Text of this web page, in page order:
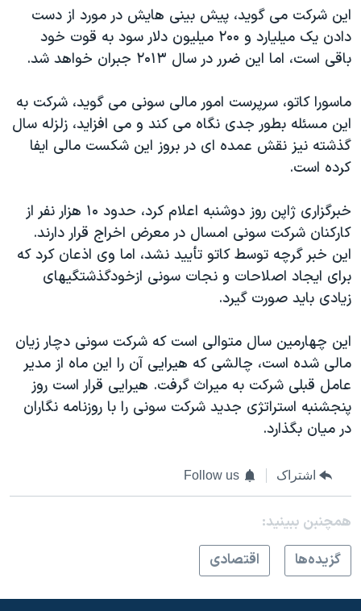
سفر پرزیدنت ترامپ به چین
اين شرکت می گويد، پيش بينی هايش در مورد از دست
دادن يک ميليارد و ۲۰۰ ميليون دلار سود به قوت خود
باقی است، اما اين ضرر در سال ۲۰۱۳ جبران خواهد شد.
ماسورا کاتو، سرپرست امور مالی سونی می گويد، شرکت به
اين مسئله بطور جدی نگاه می کند و می افزايد، زلزله سال
گذشته نيز نقش عمده ای در بروز اين شکست مالی ايفا
کرده است.
خبرگزاری ژاپن روز دوشنبه اعلام کرد، حدود ۱۰ هزار نفر از
کارکنان شرکت سونی امسال در معرض اخراج قرار دارند.
اين خبر گرچه توسط کاتو تأييد نشد، اما وی اذعان کرد که
برای ايجاد اصلاحات و نجات سونی ازخودگذشتگيهای
زيادی بايد صورت گيرد.
اين چهارمين سال متوالی است که شرکت سونی دچار زيان
مالی شده است، چالشی که هيرايی آن را اين ماه از مدير
عامل قبلی شرکت به ميراث گرفت. هيرايی قرار است روز
پنجشنبه استراتژی جديد شرکت سونی را با روزنامه نگاران
در ميان بگذارد.
اشتراک Follow us
همچنبن ببینید:
گزيده‌ها
اقتصادی